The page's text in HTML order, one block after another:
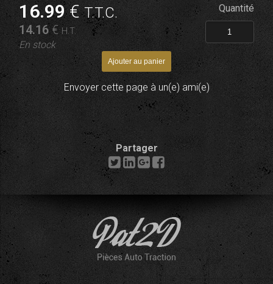
16.99€T.T.C.
14.16 € H.T.
En stock
Quantité
Envoyer cette page à un(e) ami(e)
Partager